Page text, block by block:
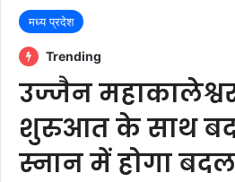
मध्य प्रदेश
Trending
उज्जैन
शुरुआत के साथ
स्नान में होगा